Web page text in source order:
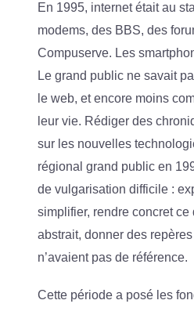
En 1995, internet était au
modems, des BBS, des
Compuserve. Les
Le grand public ne savait
le web, et encore moins
leur vie. Rédiger des
sur les nouvelles
régional grand public en
de vulgarisation difficile :
simplifier, rendre concret ce
abstrait, donner des
n’avaient pas de référence.
Cette période a posé les